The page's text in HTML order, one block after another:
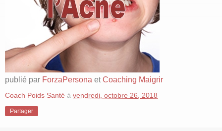
publié par ForzaPersona etCoaching Maigrir
Coach Poids Santé à vendredi, octobre 26, 2018
Partager